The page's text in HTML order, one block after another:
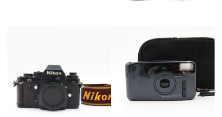
カテゴリー カメラ・レンズ カメラ・レンズ